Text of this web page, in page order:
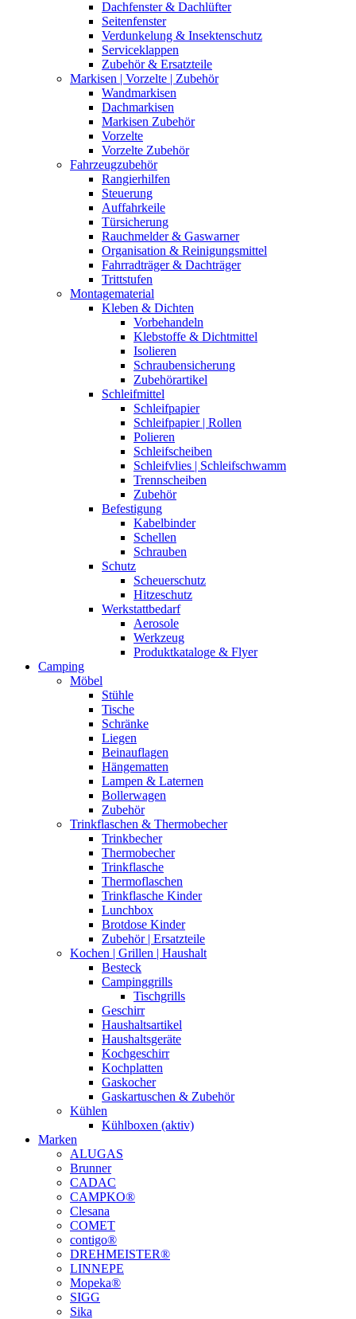
Dachfenster & Dachlüfter
Seitenfenster
Verdunkelung & Insektenschutz
Serviceklappen
Zubehör & Ersatzteile
Markisen | Vorzelte | Zubehör
Wandmarkisen
Dachmarkisen
Markisen Zubehör
Vorzelte
Vorzelte Zubehör
Fahrzeugzubehör
Rangierhilfen
Steuerung
Auffahrkeile
Türsicherung
Rauchmelder & Gaswarner
Organisation & Reinigungsmittel
Fahrradträger & Dachträger
Trittstufen
Montagematerial
Kleben & Dichten
Vorbehandeln
Klebstoffe & Dichtmittel
Isolieren
Schraubensicherung
Zubehörartikel
Schleifmittel
Schleifpapier
Schleifpapier | Rollen
Polieren
Schleifscheiben
Schleifvlies | Schleifschwamm
Trennscheiben
Zubehör
Befestigung
Kabelbinder
Schellen
Schrauben
Schutz
Scheuerschutz
Hitzeschutz
Werkstattbedarf
Aerosole
Werkzeug
Produktkataloge & Flyer
Camping
Möbel
Stühle
Tische
Schränke
Liegen
Beinauflagen
Hängematten
Lampen & Laternen
Bollerwagen
Zubehör
Trinkflaschen & Thermobecher
Trinkbecher
Thermobecher
Trinkflasche
Thermoflaschen
Trinkflasche Kinder
Lunchbox
Brotdose Kinder
Zubehör | Ersatzteile
Kochen | Grillen | Haushalt
Besteck
Campinggrills
Tischgrills
Geschirr
Haushaltsartikel
Haushaltsgeräte
Kochgeschirr
Kochplatten
Gaskocher
Gaskartuschen & Zubehör
Kühlen
Kühlboxen (aktiv)
Marken
ALUGAS
Brunner
CADAC
CAMPKO®
Clesana
COMET
contigo®
DREHMEISTER®
LINNEPE
Mopeka®
SIGG
Sika